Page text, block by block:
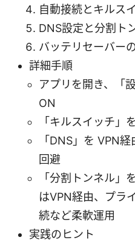
自動接続とキルス
DNS設定と分割ト
バッテリセーバー
詳細手順
アプリを開き、「
ON
「キルスイッチ」
「DNS」を VPN
回避
「分割トンネル」
はVPN経由、プラ
続など柔軟運用
実践のヒント